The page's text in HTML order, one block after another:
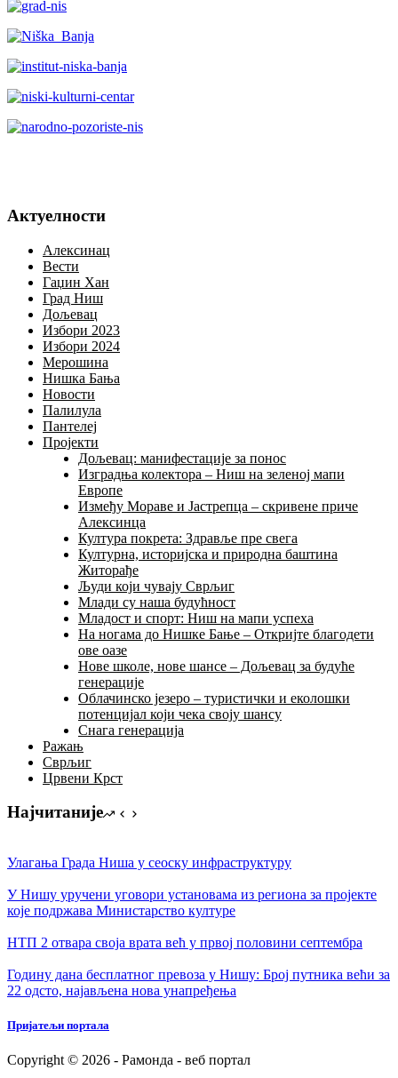
Актуелности
Алексинац
Вести
Гаџин Хан
Град Ниш
Дољевац
Избори 2023
Избори 2024
Мерошина
Нишка Бања
Новости
Палилула
Пантелеј
Пројекти
Дољевац: манифестације за понос
Изградња колектора – Ниш на зеленој мапи
Европе
Између Мораве и Јастрепца – скривене приче
Алексинца
Култура покрета: Здравље пре свега
Културна, историјска и природна баштина
Житорађе
Људи који чувају Сврљиг
Млади су наша будућност
Младост и спорт: Ниш на мапи успеха
На ногама до Нишке Бање – Откријте благодети
ове оазе
Нове школе, нове шансе – Дољевац за будуће
генерације
Облачинско језеро – туристички и еколошки
потенцијал који чека своју шансу
Снага генерација
Ражањ
Сврљиг
Црвени Крст
Најчитаније
Улагања Града Ниша у сеоску инфраструктуру
У Нишу уручени уговори установама из региона за пројекте
којe подржава Министарство културе
НТП 2 отвара своја врата већ у првој половини септембра
Годину дана бесплатног превоза у Нишу: Број путника већи за
22 одсто, најављена нова унапређења
Пријатељи портала
Copyright © 2026 - Рамонда - веб портал